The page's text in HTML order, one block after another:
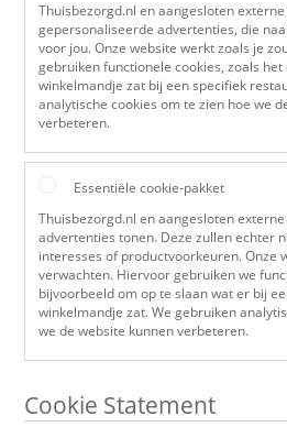
Thuisbezorgd.nl en aangesloten
gepersonaliseerde advertenties, die
voor jou. Onze website werkt zoals je
gebruiken functionele cookies, zoals
winkelmandje zat bij een specifiek
analytische cookies om te zien hoe we
verbeteren.
Essentiële cookie-pakket
Thuisbezorgd.nl en aangesloten
advertenties tonen. Deze zullen echter
interesses of productvoorkeuren. Onze
verwachten. Hiervoor gebruiken we
bijvoorbeeld om op te slaan wat er bij
winkelmandje zat. We gebruiken
we de website kunnen verbeteren.
Cookie Statement